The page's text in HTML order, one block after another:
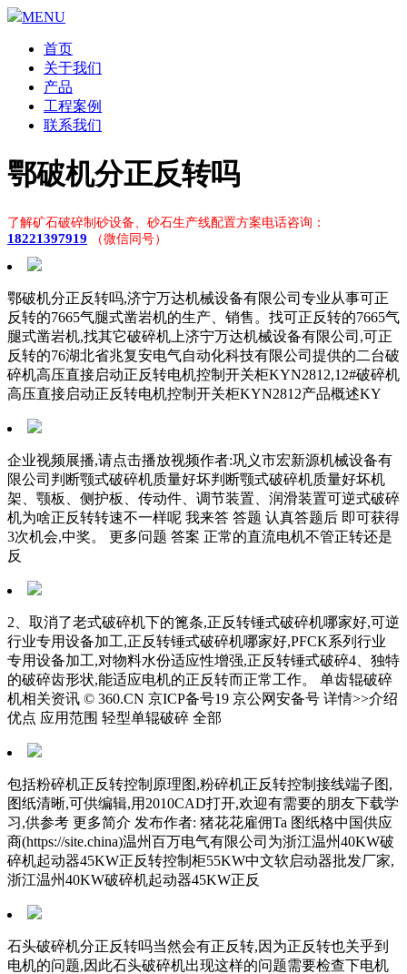
MENU
首页
关于我们
产品
工程案例
联系我们
鄂破机分正反转吗
了解矿石破碎制砂设备、砂石生产线配置方案电话咨询：
18221397919 （微信同号）
鄂破机分正反转吗,济宁万达机械设备有限公司专业从事可正
反转的7665气腿式凿岩机的生产、销售。找可正反转的7665气
腿式凿岩机,找其它破碎机上济宁万达机械设备有限公司,可正
反转的76湖北省兆复安电气自动化科技有限公司提供的二台破
碎机高压直接启动正反转电机控制开关柜KYN2812,12#破碎机
高压直接启动正反转电机控制开关柜KYN2812产品概述KY
企业视频展播,请点击播放视频作者:巩义市宏新源机械设备有
限公司判断颚式破碎机质量好坏判断颚式破碎机质量好坏机
架、颚板、侧护板、传动件、调节装置、润滑装置可逆式破碎
机为啥正反转转速不一样呢 我来答 答题 认真答题后 即可获得
3次机会,中奖。 更多问题 答案 正常的直流电机不管正转还是
反
2、取消了老式破碎机下的篦条,正反转锤式破碎机哪家好,可逆
行业专用设备加工,正反转锤式破碎机哪家好,PFCK系列行业
专用设备加工,对物料水份适应性增强,正反转锤式破碎4、独特
的破碎齿形状,能适应电机的正反转而正常工作。 单齿辊破碎
机相关资讯 © 360.CN 京ICP备号19 京公网安备号 详情>>介绍
优点 应用范围 轻型单辊破碎 全部
包括粉碎机正反转控制原理图,粉碎机正反转控制接线端子图,
图纸清晰,可供编辑,用2010CAD打开,欢迎有需要的朋友下载学
习,供参考 更多简介 发布作者: 猪花花雇佣Ta 图纸格中国供应
商(https://site.china)温州百万电气有限公司为浙江温州40KW破
碎机起动器45KW正反转控制柜55KW中文软启动器批发厂家,
浙江温州40KW破碎机起动器45KW正反
石头破碎机分正反转吗当然会有正反转,因为正反转也关乎到
电机的问题,因此石头破碎机出现这样的问题需要检查下电机